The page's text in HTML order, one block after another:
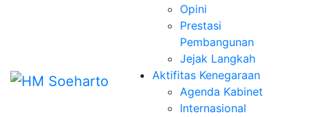
Opini
Prestasi
Pembangunan
Jejak Langkah
Aktifitas Kenegaraan
Agenda Kabinet
Internasional